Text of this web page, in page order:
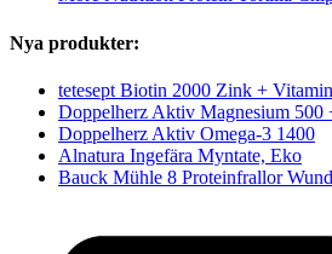
Nya produkter:
tetesept Biotin 2000 Zink +
Doppelherz Aktiv Magnesium 500
Doppelherz Aktiv Omega-3 1400
Alnatura Ingefära Myntate, Eko
Bauck Mühle 8 Proteinfrallor